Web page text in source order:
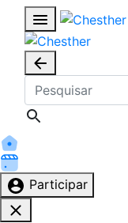
Participar